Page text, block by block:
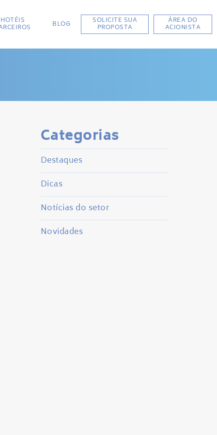
HOTÉIS BLOG SOLICITE SUA
PROPOSTA
ÁREA DO
ACIONISTA
Categorias
Destaques
Dicas
Notícias do setor
Novidades